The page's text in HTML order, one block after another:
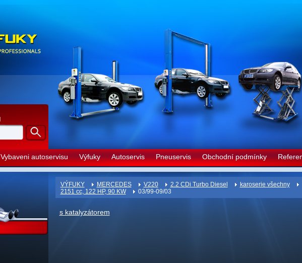
Vybaveni autoservisu Výfuky Autoservis Pneuservis Obchodní podmínky
VÝFUKY MERCEDES V220 2.2 CDi Turbo Diesel
karoserie všechny
2151 cc, 122 HP, 90 KW
03/99-09/03
s katalyzátorem